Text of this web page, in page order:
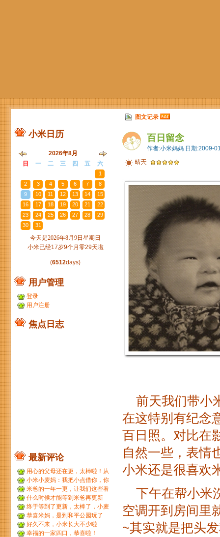
图文记录
百日留念
作者:小米妈妈 日期:2009-
前天我们带小
在这特别有纪念
百日照。对比在
自然一些，表情
小米还是很喜欢
下午在帮小米
空调开到房间里
~其实就是把头
小米日历
2026年8月
日
一 二 三 四 五 六
1
2
3 4 5 6 7
8
9
10 11 12 13 14
15
16
17 18 19 20 21
22
23
24 25 26 27 28
29
30
31
今天是2026年8月9日星期日
小米已经17岁9个月零29天啦
(6512days)
用户管理
登录
用户注册
焦点日志
最新评论
用心的父母还在更，太棒啦！从
小米到小麦，好温暖 ...
小米小麦妈：我把小点借你，你
那裙子借我们，呵呵呵。...
米爸的一年一更，让我们这些看
友等的好久，小米都长得...
什么时候才能等到米爸再更新
呢？
终于等到了更新，太棒了，小麦
和小米小时候一个模子刻...
恭喜米妈，是到和平公园玩了
吗？ ...
好久不来，小米长大不少啦
幸福的一家四口，恭喜啦！